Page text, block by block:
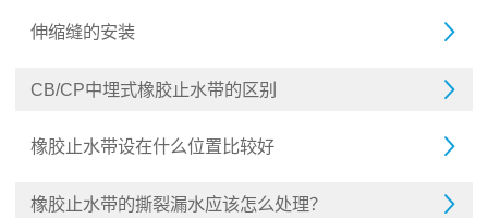

伸缩缝的安装

CB/CP中埋式橡胶止水带的区别

橡胶止水带设在什么位置比较好

橡胶止水带的撕裂漏水应该怎么处理？